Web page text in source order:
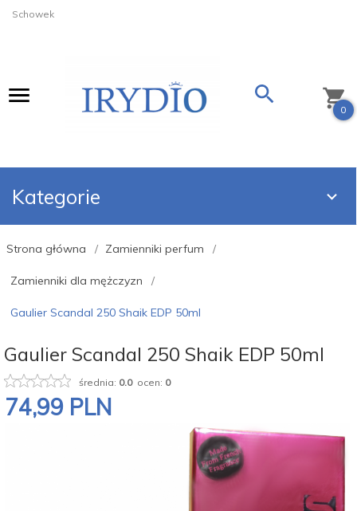
Schowek
0
Kategorie
Strona główna Zamienniki perfum
Zamienniki dla mężczyzn
Gaulier Scandal 250 Shaik EDP 50ml
Gaulier Scandal 250 Shaik EDP 50ml
średnia: 0.0ocen: 0
74,99 PLN